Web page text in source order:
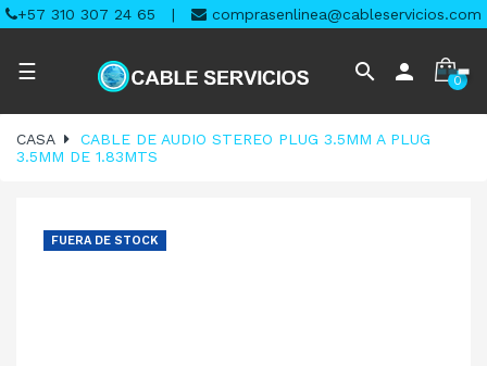
+57 310 307 24 65 | comprasenlinea@cableservicios.com
Navegación
palanca
☰ search person 0
CASA
CABLE DE AUDIO STEREO PLUG 3.5MM A PLUG
3.5MM DE 1.83MTS
FUERA DE STOCK